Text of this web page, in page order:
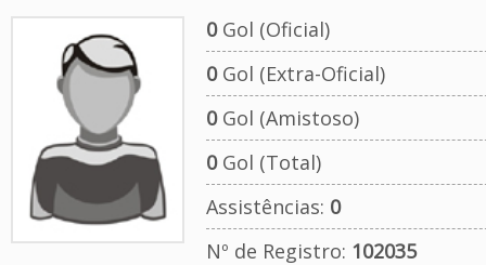
0Gol (Oficial)
0Gol (Extra-Oficial)
0Gol (Amistoso)
0Gol (Total)
Assistências: 0
Nº de Registro: 102035